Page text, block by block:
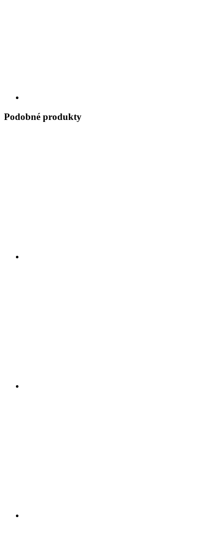
Podobné produkty